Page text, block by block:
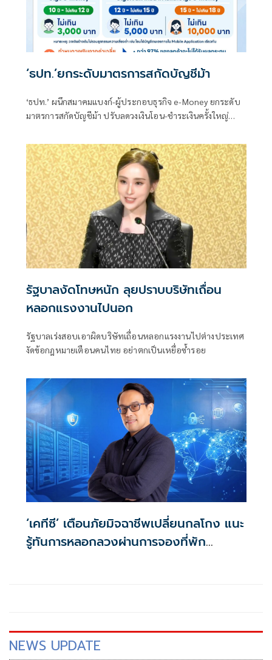
‘ธปท.’ยกระดับมาตรการสกัดบัญชีม้า
‘ธปท.’ ผนึกสมาคมแบงก์-ผู้ประกอบธุรกิจ e-Money ยกระดับ
มาตรการสกัดบัญชีม้า ปรับลดวงเงินโอน-ชำระเงินครั้งใหญ่
ลวงใช้บัญชีเยาวชนก่อความเสียหาย ผงะพบยอดแล้ว 185 ล้าน
บาท
รัฐบาลงัดโทษหนัก ลุยปราบบริษัทเถื่อน
หลอกแรงงานไปนอก
รัฐบาลเร่งสอบเอาผิดบริษัทเถื่อนหลอกแรงงานไปต่างประเทศ
งัดข้อกฎหมายเตือนคนไทย อย่าตกเป็นเหยื่อซ้ำรอย
‘เคทีซี’ เตือนภัยมิจฉาชีพเปลี่ยนกลโกง แนะ
รู้ทันการหลอกลวงผ่านการจองที่พัก
NEWS UPDATE